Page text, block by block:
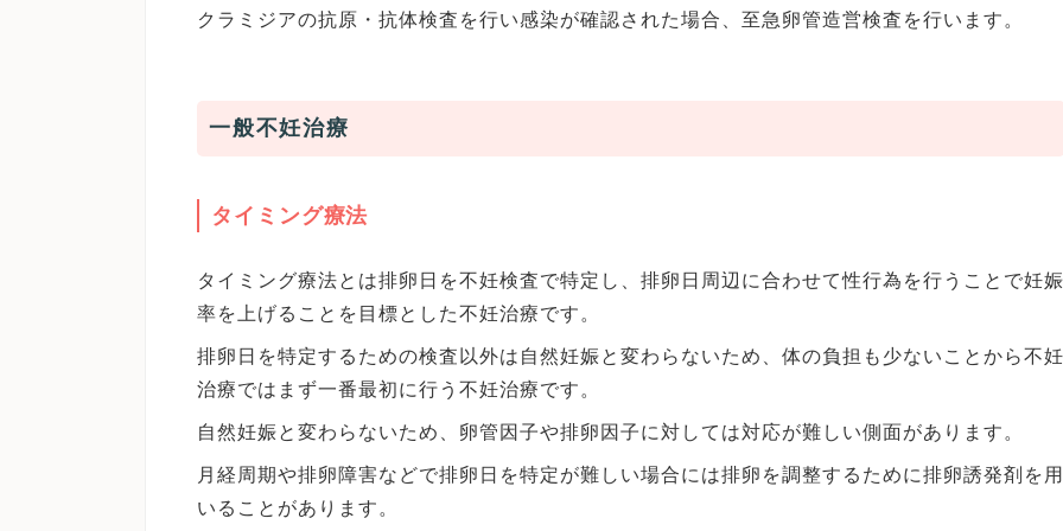
クラミジアの抗原・抗体検査を行い感染が確認された場合、至急卵管造営検査を行います。
一般不妊治療
タイミング療法
タイミング療法とは排卵日を不妊検査で特定し、排卵日周辺に合わせて性行為を行うことで妊娠
率を上げることを目標とした不妊治療です。
排卵日を特定するための検査以外は自然妊娠と変わらないため、体の負担も少ないことから不妊
治療ではまず一番最初に行う不妊治療です。
自然妊娠と変わらないため、卵管因子や排卵因子に対しては対応が難しい側面があります。
月経周期や排卵障害などで排卵日を特定が難しい場合には排卵を調整するために排卵誘発剤を用
いることがあります。